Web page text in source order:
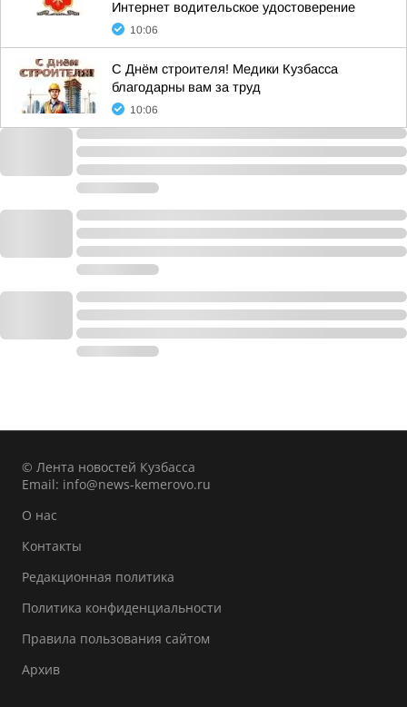
Интернет водительское удостоверение
10:06
С Днём строителя! Медики Кузбасса
благодарны вам за труд
10:06
© Лента новостей Кузбасса
Email: info@news-kemerovo.ru
О нас
Контакты
Редакционная политика
Политика конфиденциальности
Правила пользования сайтом
Архив